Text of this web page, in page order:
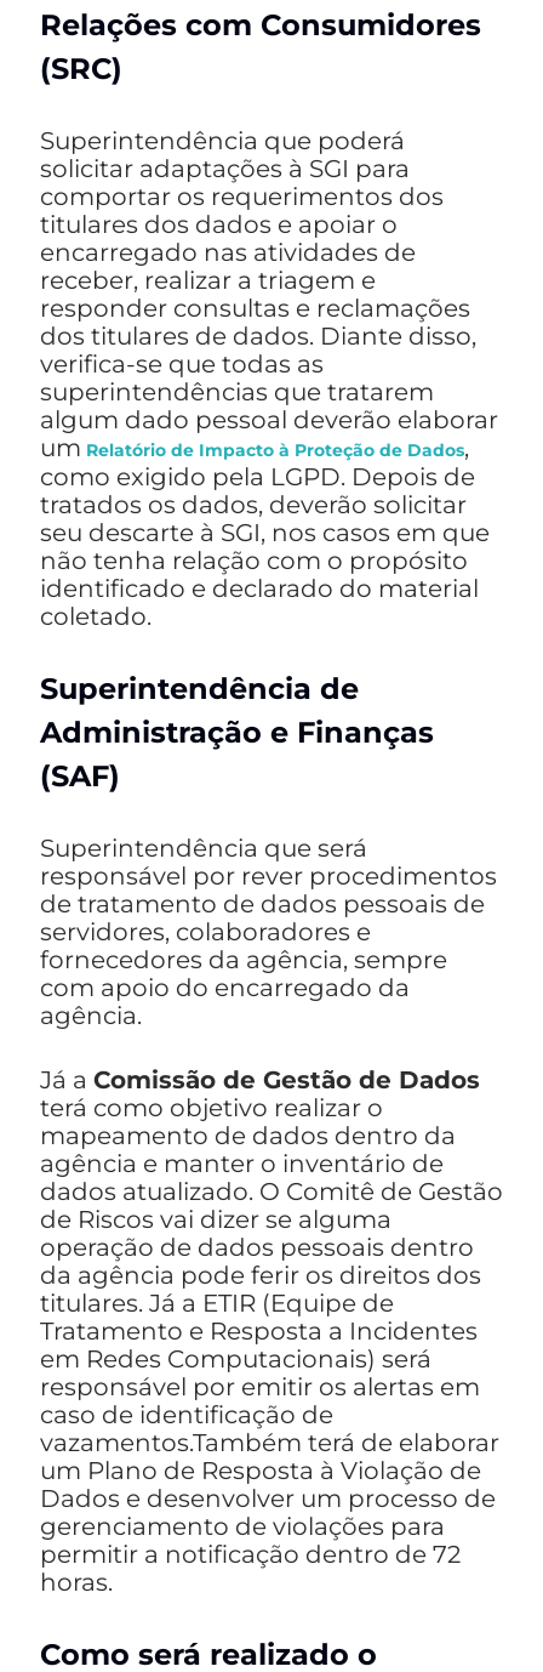
Relações com Consumidores
(SRC)
Superintendência que poderá
solicitar adaptações à SGI para
comportar os requerimentos dos
titulares dos dados e apoiar o
encarregado nas atividades de
receber, realizar a triagem e
responder consultas e reclamações
dos titulares de dados. Diante disso,
verifica-se que todas as
superintendências que tratarem
algum dado pessoal deverão elaborar
um Relatório de Impacto à Proteção de Dados,
como exigido pela LGPD. Depois de
tratados os dados, deverão solicitar
seu descarte à SGI, nos casos em que
não tenha relação com o propósito
identificado e declarado do material
coletado.
Superintendência de
Administração e Finanças
(SAF)
Superintendência que será
responsável por rever procedimentos
de tratamento de dados pessoais de
servidores, colaboradores e
fornecedores da agência, sempre
com apoio do encarregado da
agência.
Já a Comissão de Gestão de Dados
terá como objetivo realizar o
mapeamento de dados dentro da
agência e manter o inventário de
dados atualizado. O Comitê de Gestão
de Riscos vai dizer se alguma
operação de dados pessoais dentro
da agência pode ferir os direitos dos
titulares. Já a ETIR (Equipe de
Tratamento e Resposta a Incidentes
em Redes Computacionais) será
responsável por emitir os alertas em
caso de identificação de
vazamentos.Também terá de elaborar
um Plano de Resposta à Violação de
Dados e desenvolver um processo de
gerenciamento de violações para
permitir a notificação dentro de 72
horas.
Como será realizado o